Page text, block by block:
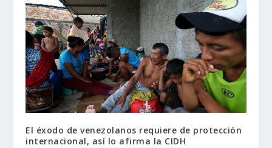
El éxodo de venezolanos requiere de protección
internacional, así lo afirma la CIDH